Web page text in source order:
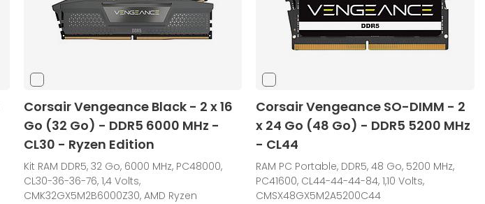
Corsair Vengeance Black - 2 x 16
Go (32 Go) - DDR5 6000 MHz -
CL30 - Ryzen Edition
Kit RAM DDR5, 32 Go, 6000 MHz, PC48000,
CL30-36-36-76, 1,4 Volts,
CMK32GX5M2B6000Z30, AMD Ryzen
Corsair Vengeance SO-DIMM - 2
x 24 Go (48 Go) - DDR5 5200 MHz
- CL44
RAM PC Portable, DDR5, 48 Go, 5200 MHz,
PC41600, CL44-44-44-84, 1,10 Volts,
CMSX48GX5M2A5200C44